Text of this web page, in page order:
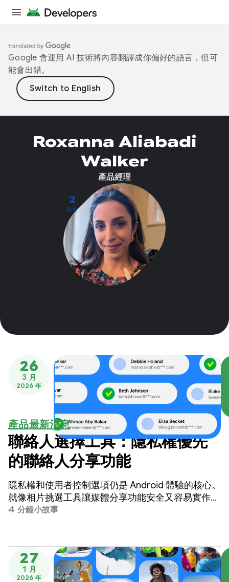
Google 會運用 AI 技術將內容翻譯成你偏好的語言，但可
能會出錯。
2
貼文
Roxanna Aliabadi
Walker
產品經理
26
3 月
2026 年
產品最新消息
聯絡人選擇工具：隱私權優先
的聯絡人分享功能
隱私權和使用者控制選項仍是 Android 體驗的核心。
就像相片挑選工具讓媒體分享功能安全又容易實作一
樣，我們現在也為聯絡人選取功能帶來同等程度的隱
4 分鐘小故事
27
1 月
2026 年